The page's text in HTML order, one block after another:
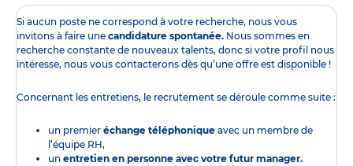
Si aucun poste ne correspond à votre recherche, nous vous
invitons à faire une candidature spontanée. Nous sommes en
recherche constante de nouveaux talents, donc si votre profil nous
intéresse, nous vous contacterons dès qu’une offre est disponible !
Concernant les entretiens, le recrutement se déroule comme suite :
un premier échange téléphonique avec un membre de
l’équipe RH,
un entretien en personne avec votre futur manager.